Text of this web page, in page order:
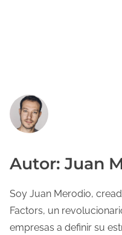
Autor: Juan
Soy Juan Merodio,
Factors, un
empresas a definir su